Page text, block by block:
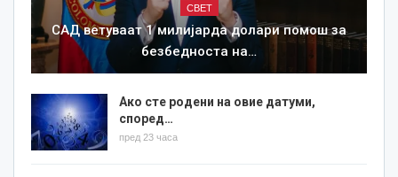
СВЕТ
САД ветуваат 1 милијарда долари помош за
безбедноста на…
Ако сте родени на овие датуми,
според…
пред 23 часа